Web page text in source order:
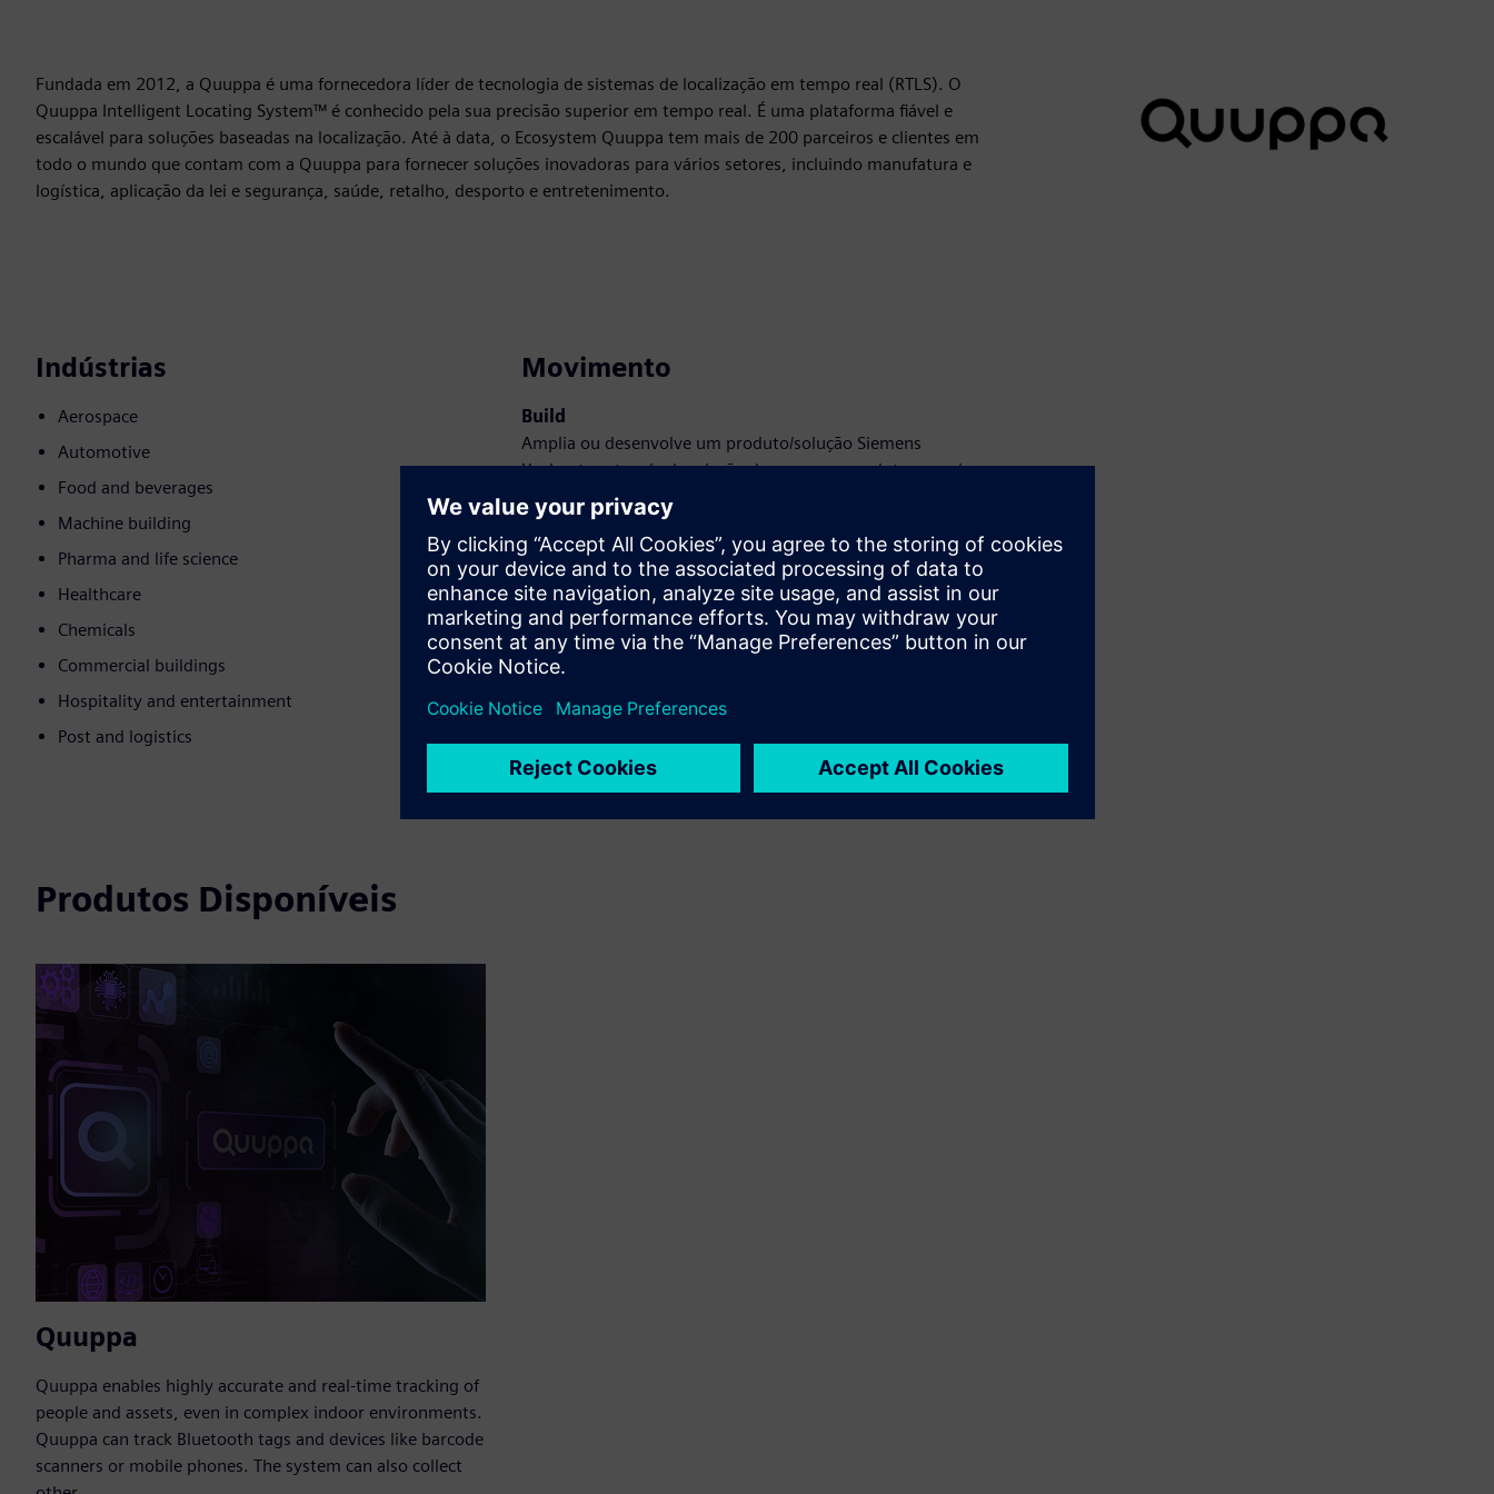
Fundada em 2012, a Quuppa é uma fornecedora líder de tecnologia de sistemas de localização em tempo real (RTLS). O
Quuppa Intelligent Locating System™ é conhecido pela sua precisão superior em tempo real. É uma plataforma fiável e
escalável para soluções baseadas na localização. Até à data, o Ecosystem Quuppa tem mais de 200 parceiros e clientes em
todo o mundo que contam com a Quuppa para fornecer soluções inovadoras para vários setores, incluindo manufatura e
logística, aplicação da lei e segurança, saúde, retalho, desporto e entretenimento.
Indústrias
Aerospace
Automotive
Food and beverages
Machine building
Pharma and life science
Healthcare
Chemicals
Commercial buildings
Hospitality and entertainment
Post and logistics
Movimento
Build
Amplia ou desenvolve um produto/solução Siemens
Xcelerator através da criação de um novo produto, ou cria
uma nova solução para o cliente através da integração do
produto Siemens Xcelerator e do seu próprio produto
Produtos Disponíveis
Quuppa
Quuppa enables highly accurate and real-time tracking of
people and assets, even in complex indoor environments.
Quuppa can track Bluetooth tags and devices like barcode
scanners or mobile phones. The system can also collect